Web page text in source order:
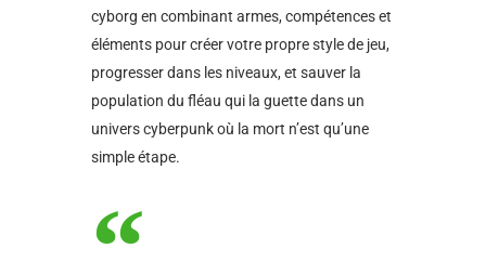
cyborg en combinant armes, compétences et
éléments pour créer votre propre style de jeu,
progresser dans les niveaux, et sauver la
population du fléau qui la guette dans un
univers cyberpunk où la mort n’est qu’une
simple étape.